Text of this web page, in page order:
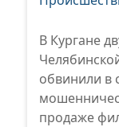
В Кургане
обвинили в
продаже